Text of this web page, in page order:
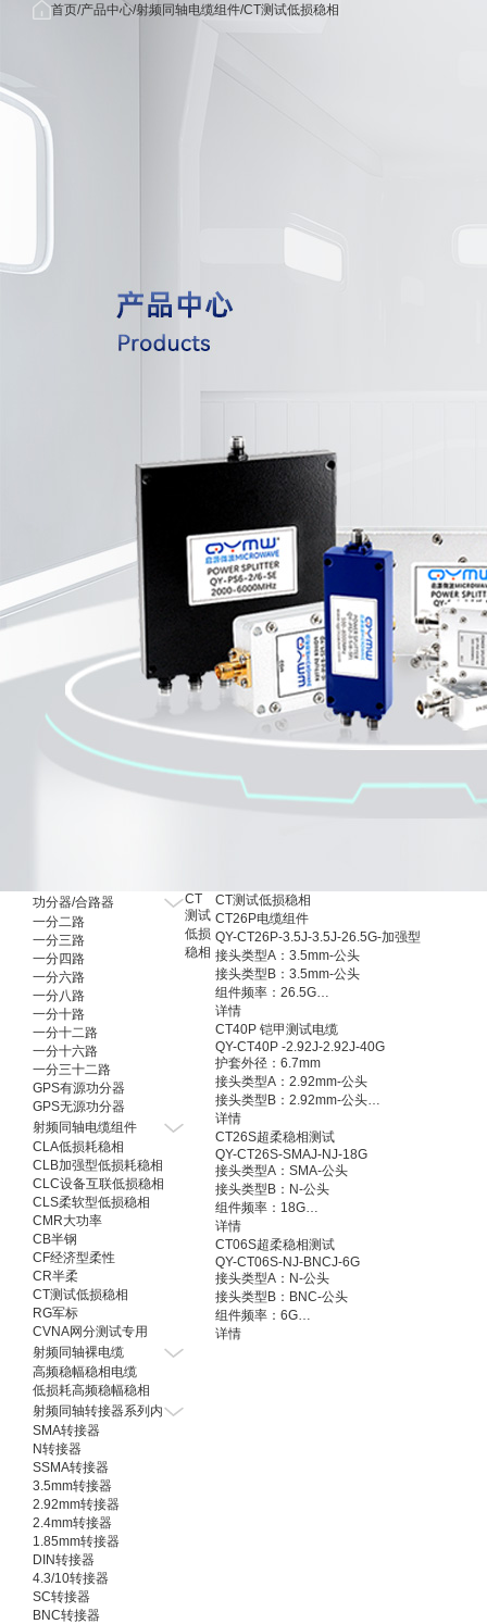
OEM/ODM
联系我们
首页/产品中心/射频同轴电缆组件/CT测试低损稳相
功分器/合路器
一分二路
一分三路
一分四路
一分六路
一分八路
一分十路
一分十二路
一分十六路
一分三十二路
GPS有源功分器
GPS无源功分器
射频同轴电缆组件
CLA低损耗稳相
CLB加强型低损耗稳相
CLC设备互联低损稳相
CLS柔软型低损稳相
CMR大功率
CB半钢
CF经济型柔性
CR半柔
CT测试低损稳相
RG军标
CVNA网分测试专用
射频同轴裸电缆
高频稳幅稳相电缆
低损耗高频稳幅稳相
射频同轴转接器系列内
SMA转接器
N转接器
SSMA转接器
3.5mm转接器
2.92mm转接器
2.4mm转接器
1.85mm转接器
DIN转接器
4.3/10转接器
SC转接器
BNC转接器
CT
测试
低损
稳相
CT测试低损稳相
CT26P电缆组件
QY-CT26P-3.5J-3.5J-26.5G-加强型
接头类型A：3.5mm-公头
接头类型B：3.5mm-公头
组件频率：26.5G
幅度稳定性：≤±0.3dB
传播速率：76%
弯曲相位稳定性：≤±2.7°
屏蔽效率：＞90dB
拔插次数：＞5000
工作温度范围：-55℃~+125℃
最小弯曲半径（静）：38.0mm
最小弯曲半径（动）：79.0mm
详情
CT40P 铠甲测试电缆
QY-CT40P -2.92J-2.92J-40G
护套外径：6.7mm
接头类型A：2.92mm-公头
接头类型B：2.92mm-公头
组件频率：40G
铠甲抗压：180N/25mm
传播速率：83%
屏蔽效率：＞90dB
工作温度范围：-55℃~+125℃
最小弯曲半径：67mm（静）/33.5mm（动）
详情
CT26S超柔稳相测试
QY-CT26S-SMAJ-NJ-18G
接头类型A：SMA-公头
接头类型B：N-公头
组件频率：18G
传播速率：70%
屏蔽效率：＞90dB
工作温度范围：-55℃~+85℃
最小弯曲半径：25.0mm（静）/52.0mm（动）
详情
CT06S超柔稳相测试
QY-CT06S-NJ-BNCJ-6G
接头类型A：N-公头
接头类型B：BNC-公头
组件频率：6G
传播速率：70%
详情